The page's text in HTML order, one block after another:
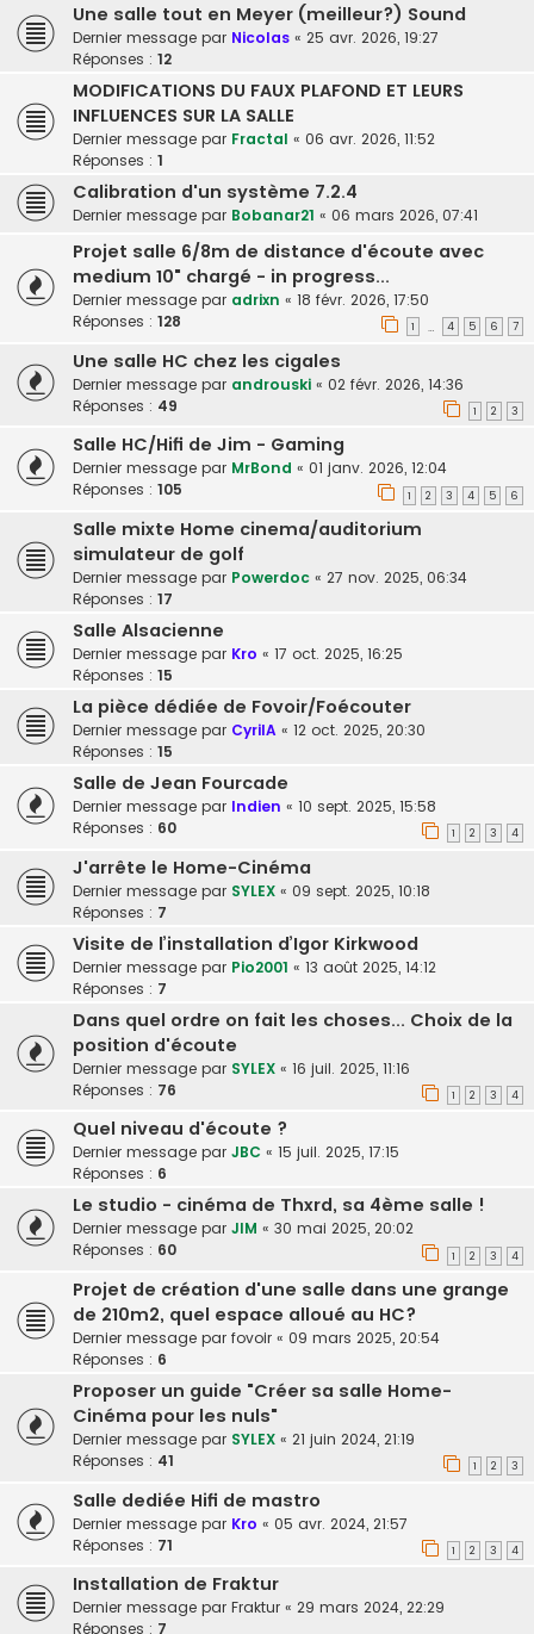
Une salle tout en Meyer (meilleur?) Sound
Dernier message par Nicolas « 25 avr. 2026, 19:27
Réponses : 12
MODIFICATIONS DU FAUX PLAFOND ET LEURS
INFLUENCES SUR LA SALLE
Dernier message par Fractal « 06 avr. 2026, 11:52
Réponses : 1
Calibration d'un système 7.2.4
Dernier message par Bobanar21 « 06 mars 2026, 07:41
Projet salle 6/8m de distance d'écoute avec
medium 10" chargé - in progress...
Dernier message par adrixn « 18 févr. 2026, 17:50
Réponses : 128 1 … 4 5 6 7
Une salle HC chez les cigales
Dernier message par androuski « 02 févr. 2026, 14:36
Réponses : 49 1 2 3
Salle HC/Hifi de Jim - Gaming
Dernier message par MrBond « 01 janv. 2026, 12:04
Réponses : 105 1 2 3 4 5 6
Salle mixte Home cinema/auditorium
simulateur de golf
Dernier message par Powerdoc « 27 nov. 2025, 06:34
Réponses : 17
Salle Alsacienne
Dernier message par Kro « 17 oct. 2025, 16:25
Réponses : 15
La pièce dédiée de Fovoir/Foécouter
Dernier message par CyrilA « 12 oct. 2025, 20:30
Réponses : 15
Salle de Jean Fourcade
Dernier message par Indien « 10 sept. 2025, 15:58
Réponses : 60 1 2 3 4
J'arrête le Home-Cinéma
Dernier message par SYLEX « 09 sept. 2025, 10:18
Réponses : 7
Visite de l’installation d’Igor Kirkwood
Dernier message par Pio2001 « 13 août 2025, 14:12
Réponses : 7
Dans quel ordre on fait les choses... Choix de la
position d'écoute
Dernier message par SYLEX « 16 juil. 2025, 11:16
Réponses : 76 1 2 3 4
Quel niveau d'écoute ?
Dernier message par JBC « 15 juil. 2025, 17:15
Réponses : 6
Le studio - cinéma de Thxrd, sa 4ème salle !
Dernier message par JIM « 30 mai 2025, 20:02
Réponses : 60 1 2 3 4
Projet de création d'une salle dans une grange
de 210m2, quel espace alloué au HC?
Dernier message par fovoir « 09 mars 2025, 20:54
Réponses : 6
Proposer un guide "Créer sa salle Home-
Cinéma pour les nuls"
Dernier message par SYLEX « 21 juin 2024, 21:19
Réponses : 41 1 2 3
Salle dediée Hifi de mastro
Dernier message par Kro « 05 avr. 2024, 21:57
Réponses : 71 1 2 3 4
Installation de Fraktur
Dernier message par Fraktur « 29 mars 2024, 22:29
Réponses : 7